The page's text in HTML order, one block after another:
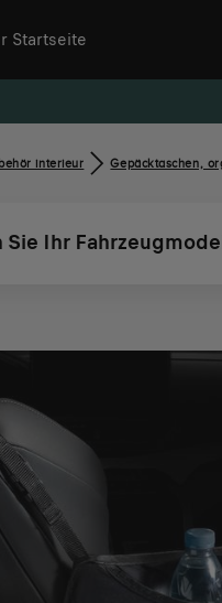
Startseite
interieur Gepäcktaschen,
Ihr